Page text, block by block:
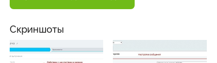
Скриншоты